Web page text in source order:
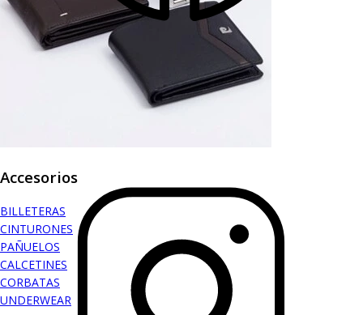
Accesorios
BILLETERAS
CINTURONES
PAÑUELOS
CALCETINES
CORBATAS
UNDERWEAR